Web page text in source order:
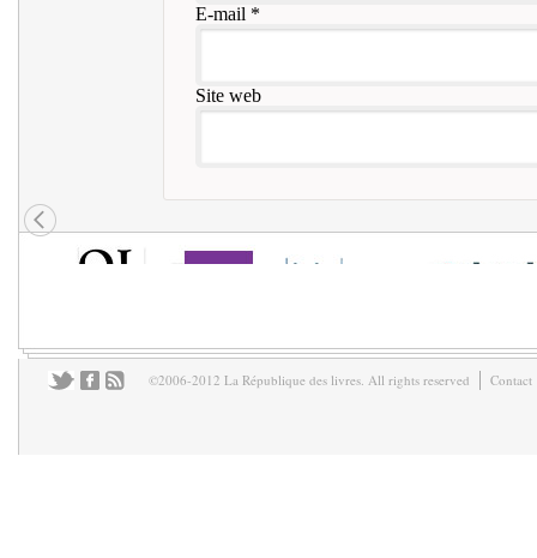
E-mail *
Site web
©2006-2012 La République des livres. All rights reserved Contact